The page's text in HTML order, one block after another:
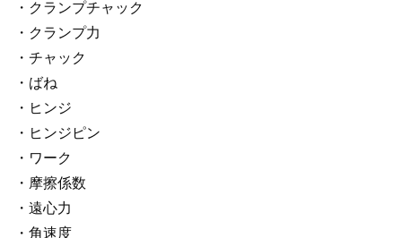
・クランプチャック
・クランプ力
・チャック
・ばね
・ヒンジ
・ヒンジピン
・ワーク
・摩擦係数
・遠心力
・角速度